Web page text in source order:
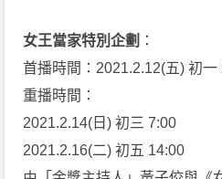
女王當家特別企劃 ：
首播時間：2021.2.12(五) 初一
重播時間：
2021.2.14(日) 初三 7:00
2021.2.16(二) 初五 14:00